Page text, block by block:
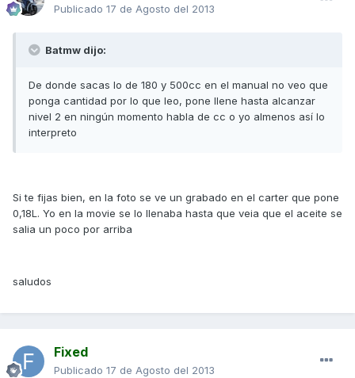
Publicado 17 de Agosto del 2013
Batmw dijo:
De donde sacas lo de 180 y 500cc en el manual no veo que
ponga cantidad por lo que leo, pone llene hasta alcanzar
nivel 2 en ningún momento habla de cc o yo almenos así lo
interpreto
Si te fijas bien, en la foto se ve un grabado en el carter que pone
0,18L. Yo en la movie se lo llenaba hasta que veia que el aceite se
salia un poco por arriba
saludos
Fixed
Publicado 17 de Agosto del 2013